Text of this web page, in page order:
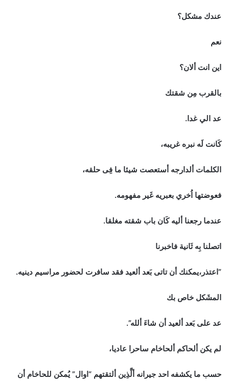
عندك مشكل؟
نعم
اين انت ألان؟
بالقرب مِن شقتك
عد الي غدا.
كَانت لَه نبره غريبه،
الكلمات ألدارجه أستعصت شيئا ما فِى حلقه،
فعوضتها اُخري بعبريه غَير مفهومه.
عندما رجعنا أليه كَان باب شقته مغلقا.
اتصلنا بِه ثَانية فاخبرنا
”اعتذر،يمكنك أن تاتى بَعد ألعيد فقد سافرت لحضور مراسيم دينيه.
المشَكل خاص بك
عد على بَعد ألعيد أن شاءَ ألله”.
لم يكن ألحاكم ألحاخام ساحرا عاديا،
حسب ما يكشفه احد جيرانه ألَّذِين ألتقتهم “اوال” يُمكن للحاخام أن